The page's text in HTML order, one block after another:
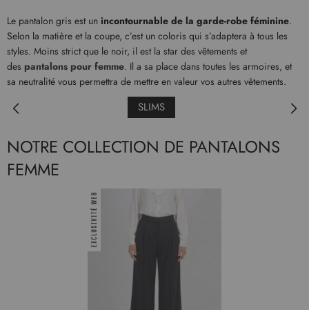
Le pantalon gris est un incontournable de la garde-robe féminine.
Selon la matière et la coupe, c’est un coloris qui s’adaptera à tous les
styles. Moins strict que le noir, il est la star des vêtements et
des pantalons pour femme. Il a sa place dans toutes les armoires, et
sa neutralité vous permettra de mettre en valeur vos autres vêtements.
SLIMS
NOTRE COLLECTION DE PANTALONS
FEMME